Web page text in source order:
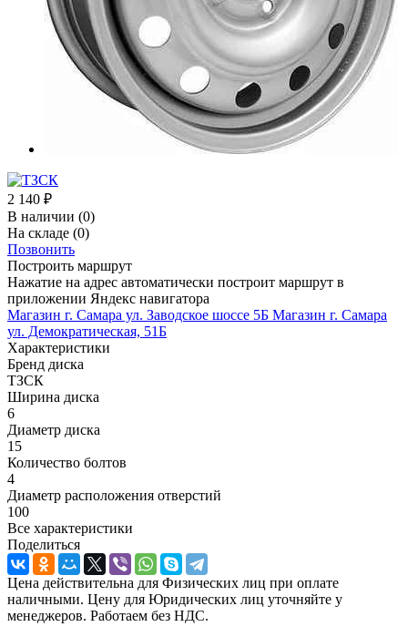
2 140 ₽
В наличии (0)
На складе (0)
Позвонить
Построить маршрут
Нажатие на адрес автоматически построит маршрут в
приложении Яндекс навигатора
Магазин г. Самара ул. Заводское шоссе 5Б Магазин г. Самара
ул. Демократическая, 51Б
Характеристики
Бренд диска
ТЗСК
Ширина диска
6
Диаметр диска
15
Количество болтов
4
Диаметр расположения отверстий
100
Все характеристики
Поделиться
Цена действительна для Физических лиц при оплате
наличными. Цену для Юридических лиц уточняйте у
менеджеров. Работаем без НДС.